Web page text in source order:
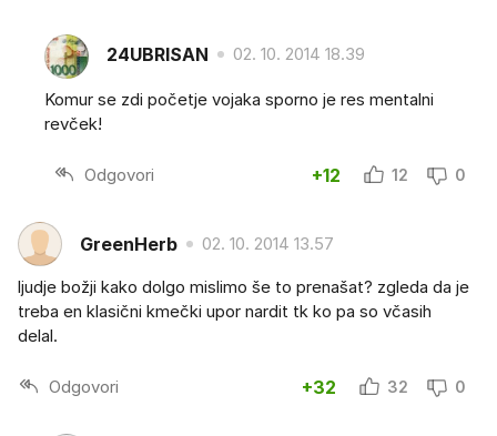
24UBRISAN 02. 10. 2014 18.39
Komur se zdi početje vojaka sporno je res mentalni
revček!
Odgovori +12 12 0
GreenHerb 02. 10. 2014 13.57
ljudje božji kako dolgo mislimo še to prenašat? zgleda da je
treba en klasični kmečki upor nardit tk ko pa so včasih
delal.
Odgovori +32 32 0